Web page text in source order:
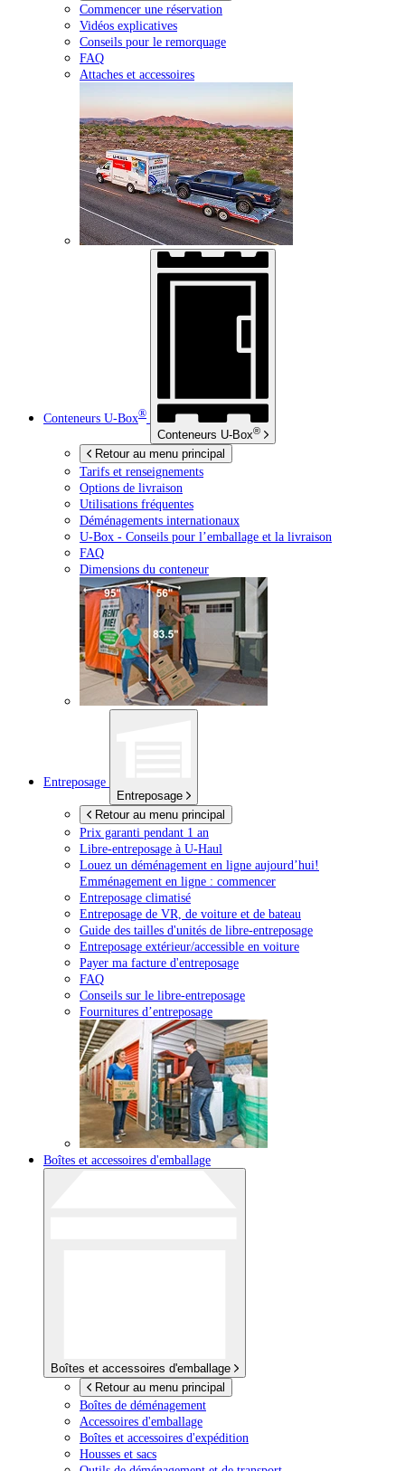
Commencer une réservation
Vidéos explicatives
Conseils pour le remorquage
FAQ
Attaches et accessoires
Conteneurs U-Box®
Conteneurs U-Box®
Retour au menu principal
Tarifs et renseignements
Options de livraison
Utilisations fréquentes
Déménagements internationaux
U-Box - Conseils pour l’emballage et la livraison
FAQ
Dimensions du conteneur
Entreposage
Entreposage
Retour au menu principal
Prix garanti pendant 1 an
Libre-entreposage à U-Haul
Louez un déménagement en ligne aujourd’hui!
Emménagement en ligne : commencer
Entreposage climatisé
Entreposage de VR, de voiture et de bateau
Guide des tailles d'unités de libre-entreposage
Entreposage extérieur/accessible en voiture
Payer ma facture d'entreposage
FAQ
Conseils sur le libre-entreposage
Fournitures d’entreposage
Boîtes et accessoires d'emballage
Boîtes et accessoires d'emballage
Retour au menu principal
Boîtes de déménagement
Accessoires d'emballage
Boîtes et accessoires d'expédition
Housses et sacs